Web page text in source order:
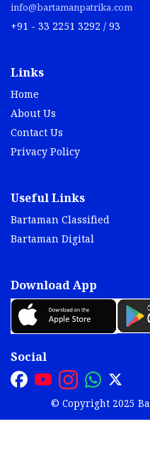
info@bartamanpatrika.com
+91 - 33 2251 3292 / 93
Links
Home
About Us
Contact Us
Privacy Policy
Useful Links
Bartaman Classified
Bartaman Digital
Download App
Social
© Copyright 2025